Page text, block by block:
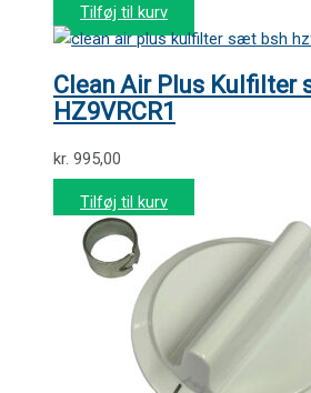
Tilføj til kurv
Clean Air Plus Kulfilter
HZ9VRCR1
kr. 995,00
Tilføj til kurv